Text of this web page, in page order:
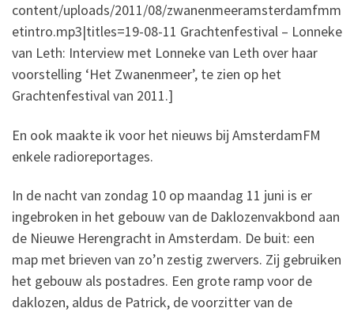
content/uploads/2011/08/zwanenmeeramsterdamfmm
etintro.mp3|titles=19-08-11 Grachtenfestival – Lonneke
van Leth: Interview met Lonneke van Leth over haar
voorstelling ‘Het Zwanenmeer’, te zien op het
Grachtenfestival van 2011.]
En ook maakte ik voor het nieuws bij AmsterdamFM
enkele radioreportages.
In de nacht van zondag 10 op maandag 11 juni is er
ingebroken in het gebouw van de Daklozenvakbond aan
de Nieuwe Herengracht in Amsterdam. De buit: een
map met brieven van zo’n zestig zwervers. Zij gebruiken
het gebouw als postadres. Een grote ramp voor de
daklozen, aldus de Patrick, de voorzitter van de